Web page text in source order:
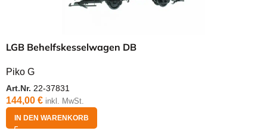
LGB Behelfskesselwagen DB
Piko G
Art.Nr. 22-37831
144,00 € inkl. MwSt.
IN DEN WARENKORB